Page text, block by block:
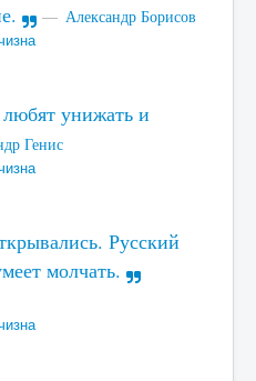
Александр Борисов
любят унижать и
Генис
Русский
молчать.